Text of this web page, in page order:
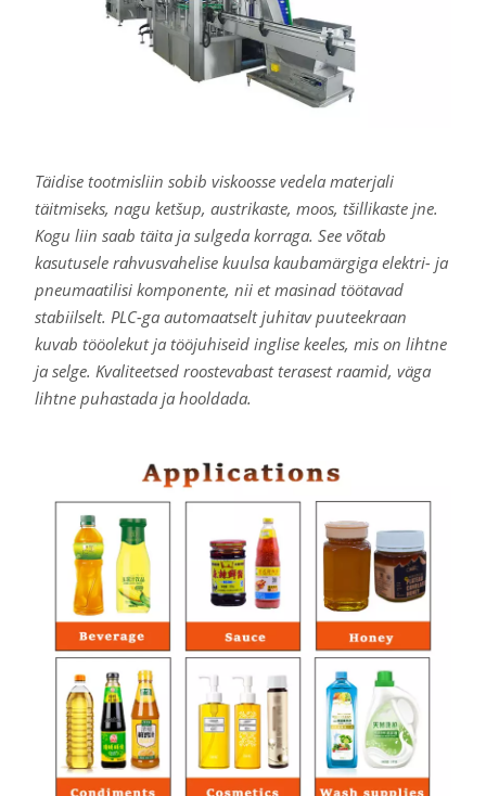
Täidise tootmisliin sobib viskoosse vedela materjali
täitmiseks, nagu ketšup, austrikaste, moos, tšillikaste jne.
Kogu liin saab täita ja sulgeda korraga. See võtab
kasutusele rahvusvahelise kuulsa kaubamärgiga elektri- ja
pneumaatilisi komponente, nii et masinad töötavad
stabiilselt. PLC-ga automaatselt juhitav puuteekraan
kuvab tööolekut ja tööjuhiseid inglise keeles, mis on lihtne
ja selge. Kvaliteetsed roostevabast terasest raamid, väga
lihtne puhastada ja hooldada.